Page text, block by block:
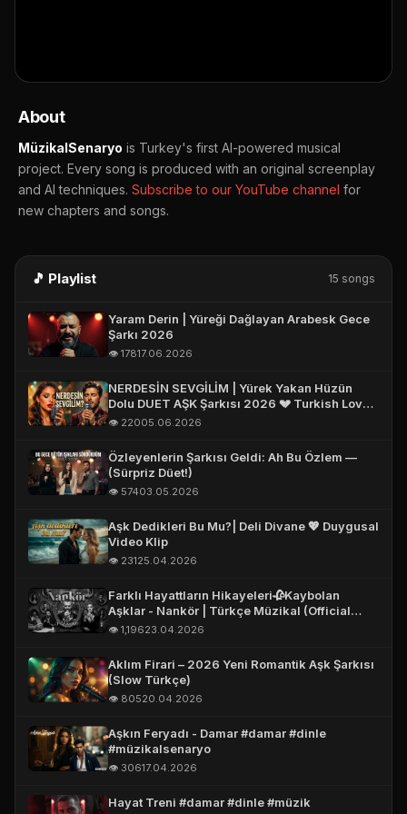
About
MüzikalSenaryo is Turkey's first AI-powered musical
project. Every song is produced with an original screenplay
and AI techniques. Subscribe to our YouTube channel for
new chapters and songs.
🎵 Playlist 15 songs
Yaram Derin | Yüreği Dağlayan Arabesk Gece
Şarkı 2026
👁️ 17817.06.2026
NERDESİN SEVGİLİM | Yürek Yakan Hüzün
Dolu DUET AŞK Şarkısı 2026 💔 Turkish Love
Song 2026 #aşk
👁️ 22005.06.2026
Özleyenlerin Şarkısı Geldi: Ah Bu Özlem —
(Sürpriz Düet!)
👁️ 57403.05.2026
Aşk Dedikleri Bu Mu?| Deli Divane 💖 Duygusal
Video Klip
👁️ 23125.04.2026
Farklı Hayattların Hikayeleri🥀Kaybolan
Aşklar - Nankör | Türkçe Müzikal (Official
Story Video)
👁️ 1,19623.04.2026
Aklım Firari – 2026 Yeni Romantik Aşk Şarkısı
(Slow Türkçe)
👁️ 80520.04.2026
Aşkın Feryadı - Damar #damar #dinle
#müzikalsenaryo
👁️ 30617.04.2026
Hayat Treni #damar #dinle #müzik